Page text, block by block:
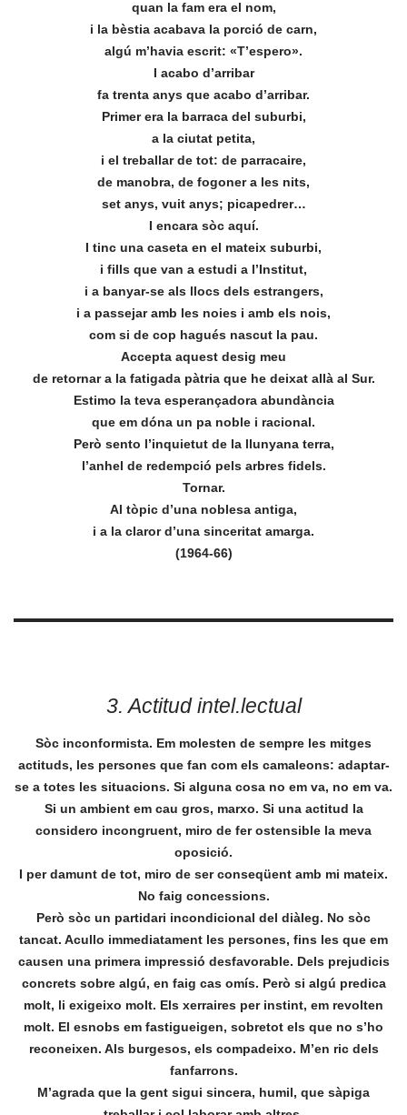
quan la fam era el nom,
i la bèstia acabava la porció de carn,
algú m’havia escrit: «T’espero».
I acabo d’arribar
fa trenta anys que acabo d’arribar.
Primer era la barraca del suburbi,
a la ciutat petita,
i el treballar de tot: de parracaire,
de manobra, de fogoner a les nits,
set anys, vuit anys; picapedrer…
I encara sòc aquí.
I tinc una caseta en el mateix suburbi,
i fills que van a estudi a l’Institut,
i a banyar-se als llocs dels estrangers,
i a passejar amb les noies i amb els nois,
com si de cop hagués nascut la pau.
Accepta aquest desig meu
de retornar a la fatigada pàtria que he deixat allà al Sur.
Estimo la teva esperançadora abundància
que em dóna un pa noble i racional.
Però sento l’inquietut de la llunyana terra,
l’anhel de redempció pels arbres fidels.
Tornar.
Al tòpic d’una noblesa antiga,
i a la claror d’una sinceritat amarga.
(1964-66)
3. Actitud intel.lectual
Sòc inconformista. Em molesten de sempre les mitges
actituds, les persones que fan com els camaleons: adaptar-
se a totes les situacions. Si alguna cosa no em va, no em va.
Si un ambient em cau gros, marxo. Si una actitud la
considero incongruent, miro de fer ostensible la meva
oposició.
I per damunt de tot, miro de ser conseqüent amb mi mateix.
No faig concessions.
Però sòc un partidari incondicional del diàleg. No sòc
tancat. Acullo immediatament les persones, fins les que em
causen una primera impressió desfavorable. Dels prejudicis
concrets sobre algú, en faig cas omís. Però si algú predica
molt, li exigeixo molt. Els xerraires per instint, em revolten
molt. El esnobs em fastigueigen, sobretot els que no s’ho
reconeixen. Als burgesos, els compadeixo. M’en ric dels
fanfarrons.
M’agrada que la gent sigui sincera, humil, que sàpiga